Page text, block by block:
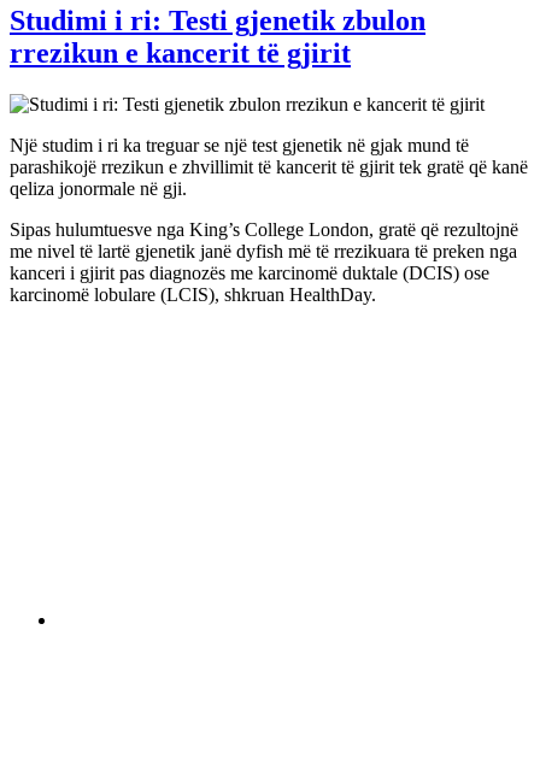
Studimi i ri: Testi gjenetik zbulon
rrezikun e kancerit të gjirit
Një studim i ri ka treguar se një test gjenetik në gjak mund të
parashikojë rrezikun e zhvillimit të kancerit të gjirit tek gratë që kanë
qeliza jonormale në gji.
Sipas hulumtuesve nga King’s College London, gratë që rezultojnë
me nivel të lartë gjenetik janë dyfish më të rrezikuara të preken nga
kanceri i gjirit pas diagnozës me karcinomë duktale (DCIS) ose
karcinomë lobulare (LCIS), shkruan HealthDay.